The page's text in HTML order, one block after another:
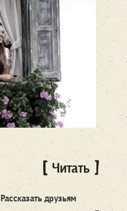
Читать
Рассказать друзьям